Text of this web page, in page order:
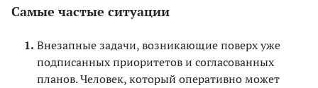
Самые частые ситуации
Внезапные задачи, возникающие поверх уже
подписанных приоритетов и согласованных
планов. Человек, который оперативно может